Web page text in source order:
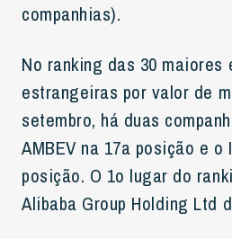
companhias).
No ranking das 30 maiores
estrangeiras por valor de
setembro, há duas
AMBEV na 17a posição e o
posição. O 1o lugar do
Alibaba Group Holding Ltd